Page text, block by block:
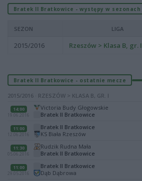
Bratek II Bratkowice - występy w sezonach
SEZON LIGA
2015/2016 Rzeszów > Klasa B, gr. I
Bratek II Bratkowice - ostatnie mecze
2015/2016 · RZESZÓW > KLASA B, GR. I
14:00
19.06.2016
Victoria Budy Głogowskie
Bratek II Bratkowice
11:00
12.06.2016
Bratek II Bratkowice
KS Biała Rzeszów
11:30
05.06.2016
Rudzik Rudna Mała
Bratek II Bratkowice
11:00
29.05.2016
Bratek II Bratkowice
Dąb Dąbrowa